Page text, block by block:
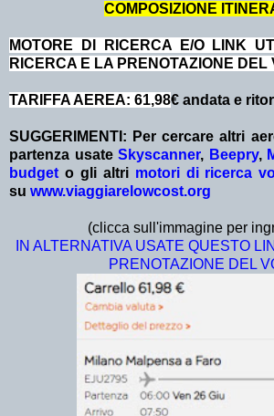
COMPOSIZIONE
MOTORE DI RICERCA E/O LINK
RICERCA E LA PRENOTAZIONE DEL
TARIFFA AEREA: 61,98€ andata e
SUGGERIMENTI: Per cercare altri
partenza usate Skyscanner, Beepry,
budget o gli altri motori di ricerca
su www.viaggiarelowcost.org
(clicca sull'immagine per
IN ALTERNATIVA USATE QUESTO
PRENOTAZIONE DEL